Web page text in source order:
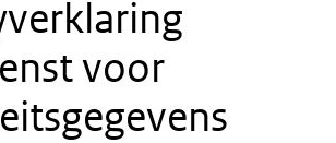
voor